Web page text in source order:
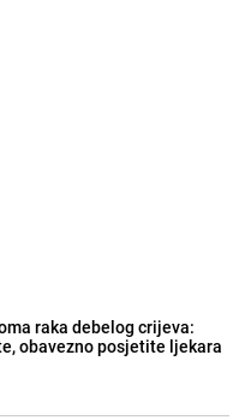
raka debelog crijeva:
obavezno posjetite ljekara